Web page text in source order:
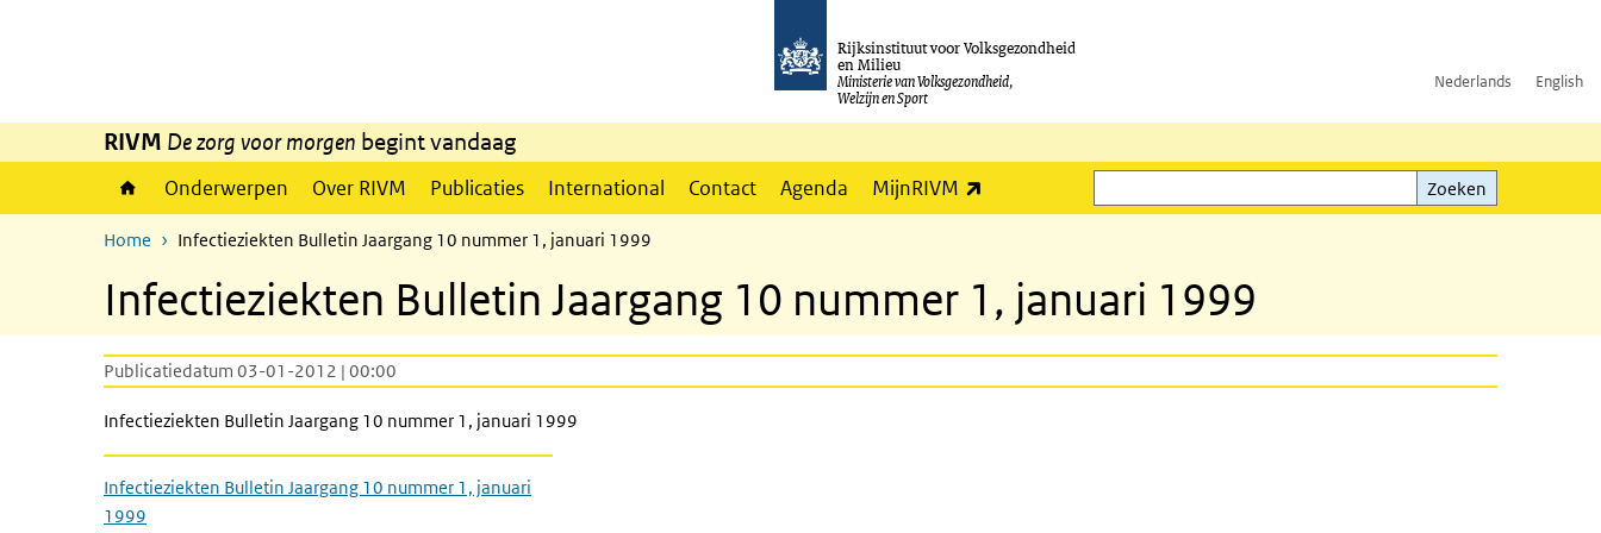
Rijksinstituut voor Volksgezondheid
en Milieu
Ministerie van Volksgezondheid,
Welzijn en Sport
Nederlands English
RIVM De zorg voor morgen begint vandaag
Onderwerpen Over RIVM Publicaties International Contact Agenda MijnRIVM
Zoeken
Zoeken
Home Infectieziekten Bulletin Jaargang 10 nummer 1, januari 1999
Infectieziekten Bulletin Jaargang 10 nummer 1, januari 1999
Publicatiedatum 03-01-2012 | 00:00
Infectieziekten Bulletin Jaargang 10 nummer 1, januari 1999
Infectieziekten Bulletin Jaargang 10 nummer 1, januari
1999